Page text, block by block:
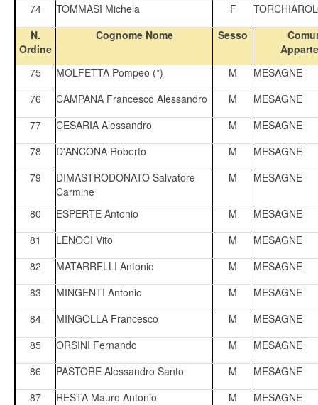
74
TOMMASI Michela F
N.
Ordine
Cognome Nome Sesso
75
MOLFETTA Pompeo (*) M
MESAGNE
76
CAMPANA Francesco Alessandro M
MESAGNE
77
CESARIA Alessandro M
MESAGNE
78
D'ANCONA Roberto M
MESAGNE
79
DIMASTRODONATO Salvatore
Carmine
M MESAGNE
80 ESPERTE Antonio M
MESAGNE
81
LENOCI Vito M
MESAGNE
82
MATARRELLI Antonio M
MESAGNE
83
MINGENTI Antonio M
MESAGNE
84
MINGOLLA Francesco M
MESAGNE
85
ORSINI Fernando M
MESAGNE
86
PASTORE Alessandro Santo M
MESAGNE
87
RESTA Mauro Antonio M
MESAGNE